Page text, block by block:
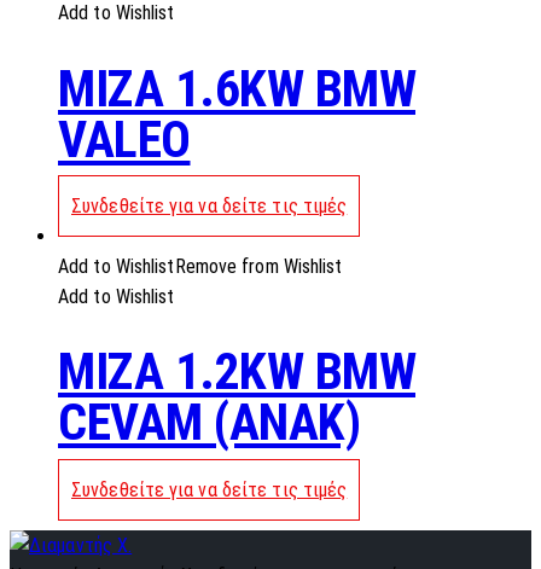
Add to Wishlist
MIZA 1.6KW BMW
VALEO
Συνδεθείτε για να δείτε τις τιμές
Add to Wishlist Remove from Wishlist
Add to Wishlist
MIZA 1.2KW BMW
CEVAM (ANAK)
Συνδεθείτε για να δείτε τις τιμές